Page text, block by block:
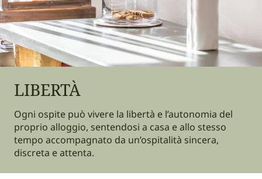
LIBERTÀ
Ogni ospite può vivere la libertà e l’autonomia del
proprio alloggio, sentendosi a casa e allo stesso
tempo accompagnato da un’ospitalità sincera,
discreta e attenta.